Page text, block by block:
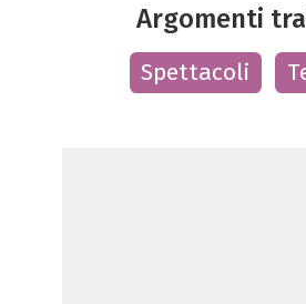
Argomenti
Spettacoli